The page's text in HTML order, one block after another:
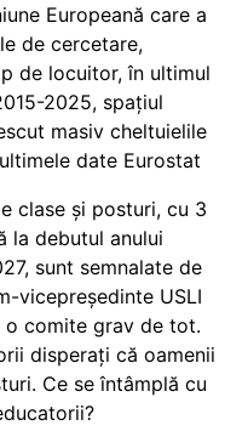
Europeană care a
de cercetare,
de locuitor, în ultimul
2025, spațiul
masiv cheltuielile
date Eurostat
clase și posturi, cu 3
la debutul anului
sunt semnalate de
vicepreședinte USLI
o comite grav de tot.
disperați că oamenii
Ce se întâmplă cu